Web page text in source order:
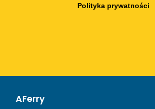
Polityka prywatności
AFerry